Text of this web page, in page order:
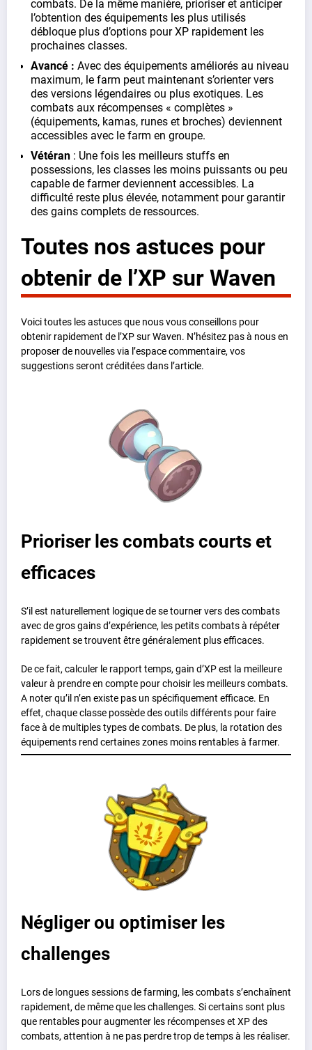
combats. De la même manière, prioriser et anticiper
l’obtention des équipements les plus utilisés
débloque plus d’options pour XP rapidement les
prochaines classes.
Avancé : Avec des équipements améliorés au niveau
maximum, le farm peut maintenant s’orienter vers
des versions légendaires ou plus exotiques. Les
combats aux récompenses « complètes »
(équipements, kamas, runes et broches) deviennent
accessibles avec le farm en groupe.
Vétéran: Une fois les meilleurs stuffs en
possessions, les classes les moins puissants ou peu
capable de farmer deviennent accessibles. La
difficulté reste plus élevée, notamment pour garantir
des gains complets de ressources.
Toutes nos astuces pour
obtenir de l’XP sur Waven
Voici toutes les astuces que nous vous conseillons pour
obtenir rapidement de l’XP sur Waven. N’hésitez pas à nous en
proposer de nouvelles via l’espace commentaire, vos
suggestions seront créditées dans l’article.
Prioriser les combats courts et
efficaces
S’il est naturellement logique de se tourner vers des combats
avec de gros gains d’expérience, les petits combats à répéter
rapidement se trouvent être généralement plus efficaces.
De ce fait, calculer le rapport temps, gain d’XP est la meilleure
valeur à prendre en compte pour choisir les meilleurs combats.
A noter qu’il n’en existe pas un spécifiquement efficace. En
effet, chaque classe possède des outils différents pour faire
face à de multiples types de combats. De plus, la rotation des
équipements rend certaines zones moins rentables à farmer.
Négliger ou optimiser les
challenges
Lors de longues sessions de farming, les combats s’enchaînent
rapidement, de même que les challenges. Si certains sont plus
que rentables pour augmenter les récompenses et XP des
combats, attention à ne pas perdre trop de temps à les réaliser.